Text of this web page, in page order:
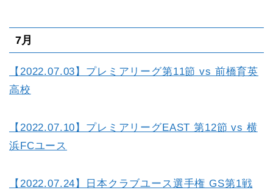
7月
【2022.07.03】プレミアリーグ第11節 vs 前橋育英
高校
【2022.07.10】プレミアリーグEAST 第12節 vs 横
浜FCユース
【2022.07.24】日本クラブユース選手権 GS第1戦